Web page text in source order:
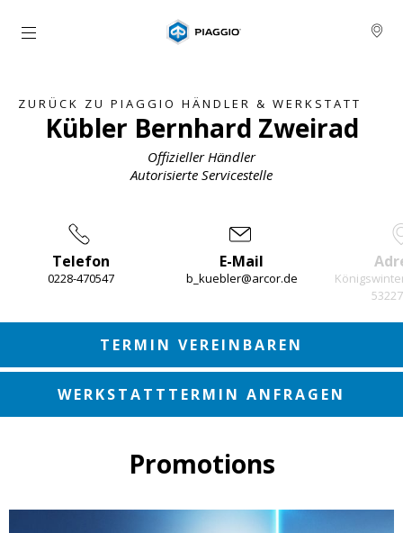
Skip to content
ZURÜCK ZU PIAGGIO HÄNDLER & WERKSTATT
Kübler Bernhard Zweirad
Offizieller Händler
Autorisierte Servicestelle
Telefon
0228-470547
E-Mail
b_kuebler@arcor.de
of
TERMIN VEREINBAREN
WERKSTATTTERMIN ANFRAGEN
Promotions